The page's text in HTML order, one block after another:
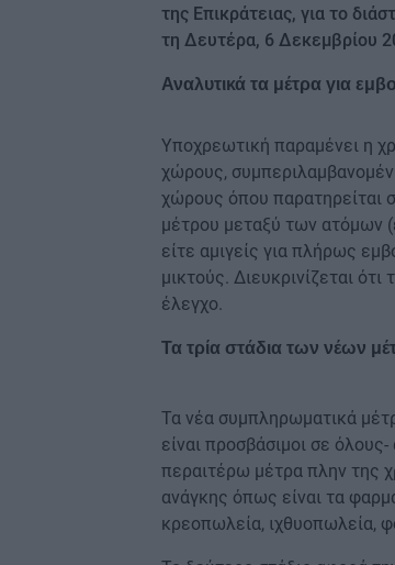
της Επικράτειας, για το
τη Δευτέρα, 6 Δεκεμβρίου
Αναλυτικά τα μέτρα για
Υποχρεωτική παραμένει η
χώρους,
χώρους όπου παρατηρείται
μέτρου μεταξύ των ατόμων
είτε αμιγείς για πλήρως
μικτούς. Διευκρινίζεται
έλεγχο.
Τα τρία στάδια των νέων
Τα νέα συμπληρωματικά
είναι προσβάσιμοι σε
περαιτέρω μέτρα πλην της
ανάγκης όπως είναι τα
κρεοπωλεία, ιχθυοπωλεία,